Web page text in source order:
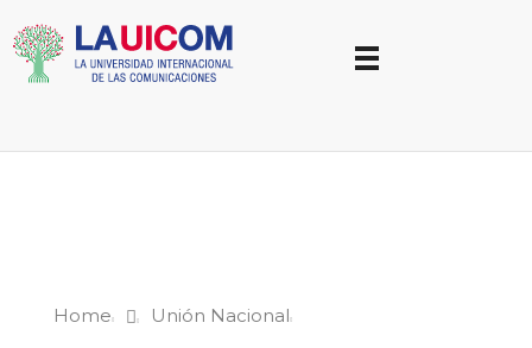
Home Unión Nacional